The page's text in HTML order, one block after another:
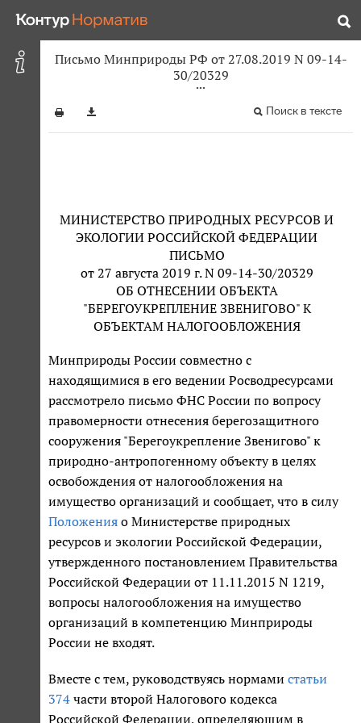
Письмо Минприроды РФ от 27.08.2019 N 09-14-
30/20329
Поиск в тексте
МИНИСТЕРСТВО ПРИРОДНЫХ РЕСУРСОВ И
ЭКОЛОГИИ РОССИЙСКОЙ ФЕДЕРАЦИИ
ПИСЬМО
от 27 августа 2019 г. N 09-14-30/20329
ОБ ОТНЕСЕНИИ ОБЪЕКТА
"БЕРЕГОУКРЕПЛЕНИЕ ЗВЕНИГОВО" К
ОБЪЕКТАМ НАЛОГООБЛОЖЕНИЯ
Минприроды России совместно с
находящимися в его ведении Росводресурсами
рассмотрело письмо ФНС России по вопросу
правомерности отнесения берегозащитного
сооружения "Берегоукрепление Звенигово" к
природно-антропогенному объекту в целях
освобождения от налогообложения на
имущество организаций и сообщает, что в силу
Положения о Министерстве природных
ресурсов и экологии Российской Федерации,
утвержденного постановлением Правительства
Российской Федерации от 11.11.2015 N 1219,
вопросы налогообложения на имущество
организаций в компетенцию Минприроды
России не входят.
Вместе с тем, руководствуясь нормами статьи
374 части второй Налогового кодекса
Российской Федерации, определяющим в